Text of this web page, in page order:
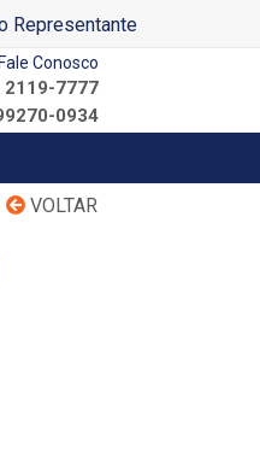
Representante
Conosco
2119-7777
0934
VOLTAR